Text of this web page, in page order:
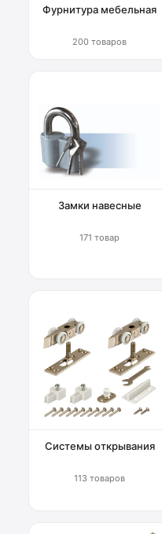
Фурнитура мебельная
200 товаров
Замки навесные
171 товар
Системы открывания
113 товаров